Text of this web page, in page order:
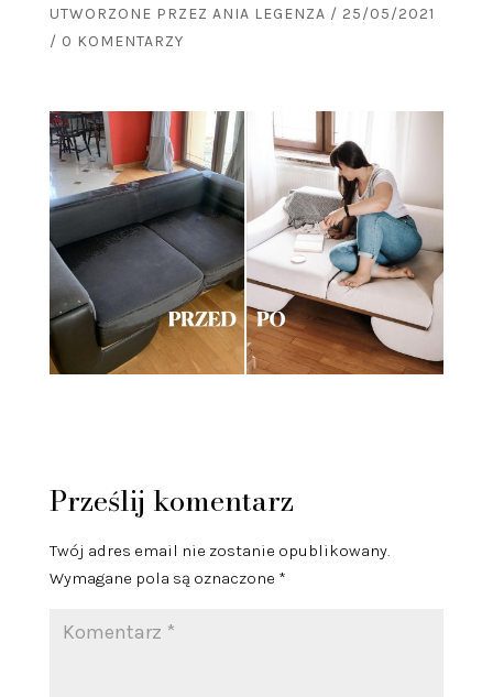
UTWORZONE PRZEZ ANIA LEGENZA / 25/05/2021
/ 0 KOMENTARZY
Prześlij komentarz
Twój adres email nie zostanie opublikowany.
Wymagane pola są oznaczone *